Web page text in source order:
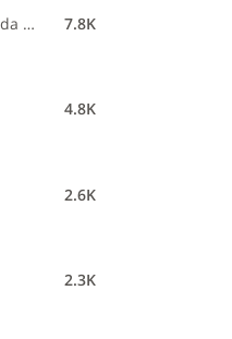
Comunidad de Ayuda de Dirección General de Impuestos Internos 7.8K
4.8K
2.6K
2.3K